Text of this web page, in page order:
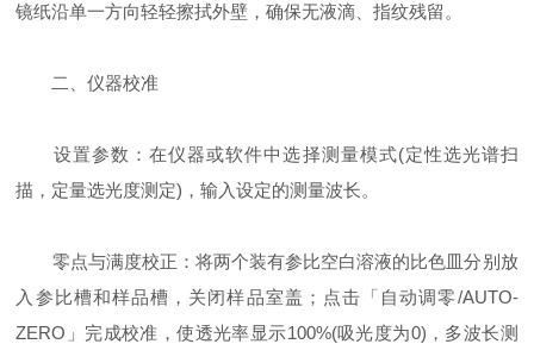
镜纸沿单一方向轻轻擦拭外壁，确保无液滴、指纹残留。
二、仪器校准
设置参数：在仪器或软件中选择测量模式(定性选光谱扫
描，定量选光度测定)，输入设定的测量波长。
‌零点与满度校正‌：将两个装有参比空白溶液的比色皿分别放
入参比槽和样品槽，关闭样品室盖；点击「自动调零/AUTO-
ZERO」完成校准，使透光率显示100%(吸光度为0)，多波长测